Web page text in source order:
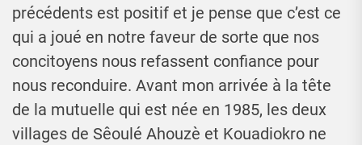
précédents est positif et je pense que c’est ce
qui a joué en notre faveur de sorte que nos
concitoyens nous refassent confiance pour
nous reconduire. Avant mon arrivée à la tête
de la mutuelle qui est née en 1985, les deux
villages de Sêoulé Ahouzè et Kouadiokro ne